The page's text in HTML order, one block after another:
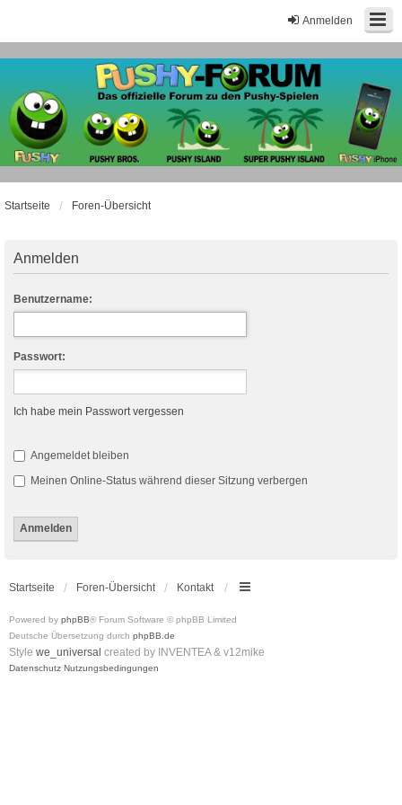
Anmelden
Startseite Foren-Übersicht
Anmelden
Benutzername:
Passwort:
Ich habe mein Passwort vergessen
Angemeldet bleiben
Meinen Online-Status während dieser Sitzung verbergen
Startseite Foren-Übersicht Kontakt
Powered by phpBB® Forum Software © phpBB Limited
Deutsche Übersetzung durch phpBB.de
Style we_universal created by INVENTEA & v12mike
Datenschutz Nutzungsbedingungen